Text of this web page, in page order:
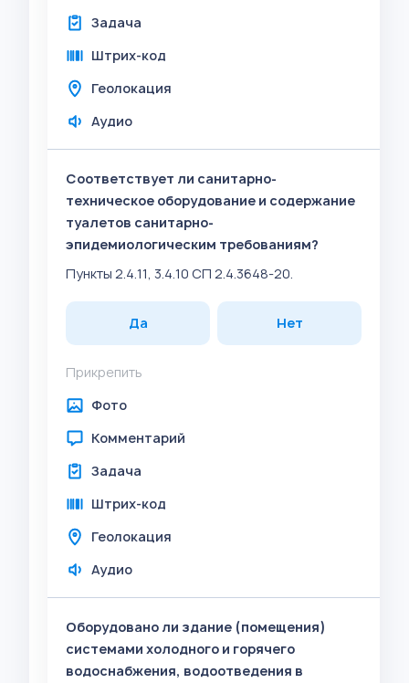
Задача
Штрих-код
Геолокация
Аудио
Соответствует ли санитарно-
техническое оборудование и содержание
туалетов санитарно-
эпидемиологическим требованиям?
Пункты 2.4.11, 3.4.10 СП 2.4.3648-20.
Да Нет
Прикрепить
Фото
Комментарий
Задача
Штрих-код
Геолокация
Аудио
Оборудовано ли здание (помещения)
системами холодного и горячего
водоснабжения, водоотведения в